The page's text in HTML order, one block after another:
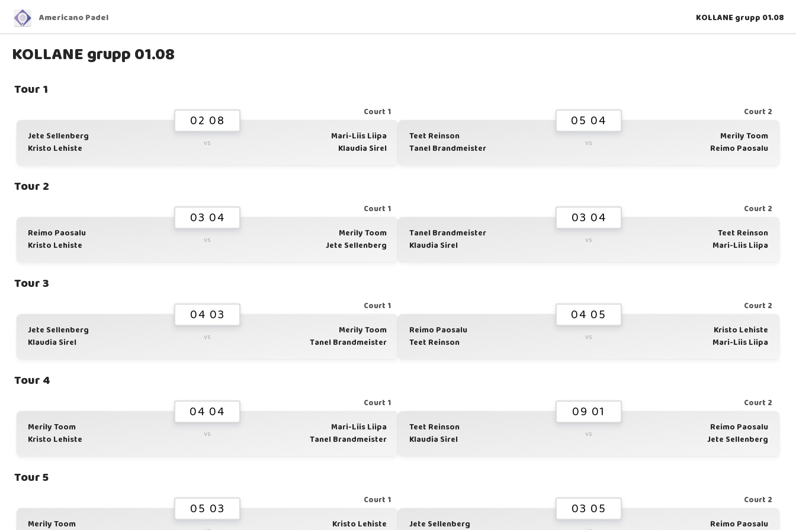
Americano Padel KOLLANE grupp 01.08
KOLLANE grupp 01.08
Tour 1
Court 1
02 08
Jete Sellenberg
Kristo Lehiste
vs
Mari-Liis Liipa
Klaudia Sirel
Court 2
05 04
Teet Reinson
Tanel Brandmeister
vs
Merily Toom
Reimo Paosalu
Tour 2
Court 1
03 04
Reimo Paosalu
Kristo Lehiste
vs
Merily Toom
Jete Sellenberg
Court 2
03 04
Tanel Brandmeister
Klaudia Sirel
vs
Teet Reinson
Mari-Liis Liipa
Tour 3
Court 1
04 03
Jete Sellenberg
Klaudia Sirel
vs
Merily Toom
Tanel Brandmeister
Court 2
04 05
Reimo Paosalu
Teet Reinson
vs
Kristo Lehiste
Mari-Liis Liipa
Tour 4
Court 1
04 04
Merily Toom
Kristo Lehiste
vs
Mari-Liis Liipa
Tanel Brandmeister
Court 2
09 01
Teet Reinson
Klaudia Sirel
vs
Reimo Paosalu
Jete Sellenberg
Tour 5
Court 1
05 03
Merily Toom Kristo Lehiste
Court 2
03 05
Jete Sellenberg Reimo Paosalu